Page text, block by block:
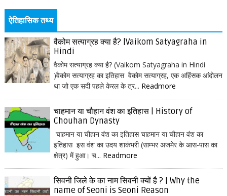
ऐतिहासिक तथ्य
वैकोम सत्याग्रह क्या है? |Vaikom Satyagraha in
Hindi
वैकोम सत्याग्रह क्या है? (Vaikom Satyagraha in Hindi
)वैकोम सत्याग्रह का इतिहास वैकोम सत्याग्रह, एक अहिंसक आंदोलन
था जो एक सदी पहले केरल के त्र... Readmore
चाहमान या चौहान वंश का इतिहास | History of
Chouhan Dynasty
चाहमान या चौहान वंश का इतिहास चाहमान या चौहान वंश का
इतिहास इस वंश का उदय शाकंभरी (साम्भर अजमेर के आस-पास का
क्षेत्र) में हुआ। च... Readmore
सिवनी जिले के का नाम सिवनी क्यों है ? | Why the
name of Seoni is Seoni Reason